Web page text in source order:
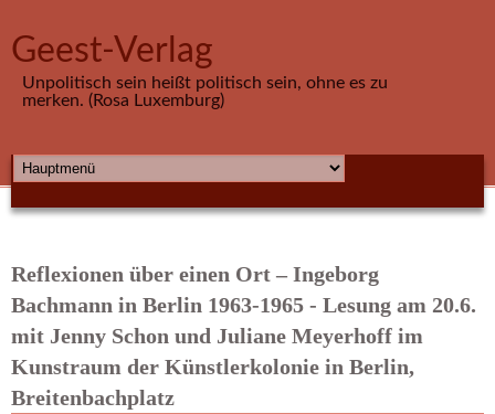
Geest-Verlag
Unpolitisch sein heißt politisch sein, ohne es zu
merken. (Rosa Luxemburg)
HAUPTMENÜ
Reflexionen über einen Ort – Ingeborg
Bachmann in Berlin 1963-1965 - Lesung am 20.6.
mit Jenny Schon und Juliane Meyerhoff im
Kunstraum der Künstlerkolonie in Berlin,
Breitenbachplatz